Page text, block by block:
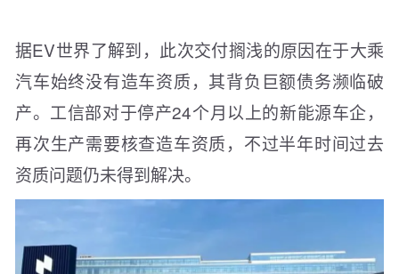
据EV世界了解到，此次交付搁浅的原因在于大乘
汽车始终没有造车资质，其背负巨额债务濒临破
产。工信部对于停产24个月以上的新能源车企，
再次生产需要核查造车资质，不过半年时间过去
资质问题仍未得到解决。